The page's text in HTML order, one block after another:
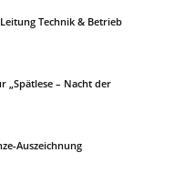
Technik & Betrieb
„Spätlese – Nacht der
Auszeichnung